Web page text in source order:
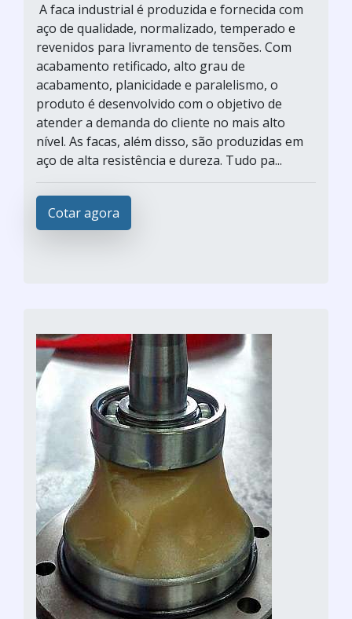
A faca industrial é produzida e fornecida com
aço de qualidade, normalizado, temperado e
revenidos para livramento de tensões. Com
acabamento retificado, alto grau de
acabamento, planicidade e paralelismo, o
produto é desenvolvido com o objetivo de
atender a demanda do cliente no mais alto
nível. As facas, além disso, são produzidas em
aço de alta resistência e dureza. Tudo pa...
Cotar agora